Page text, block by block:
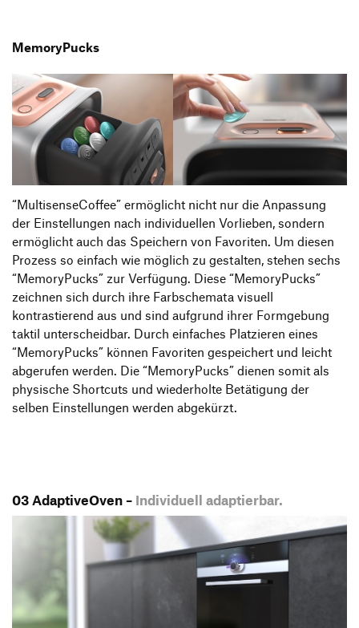
MemoryPucks
“MultisenseCoffee” ermöglicht nicht nur die Anpassung
der Einstellungen nach individuellen Vorlieben, sondern
ermöglicht auch das Speichern von Favoriten. Um diesen
Prozess so einfach wie möglich zu gestalten, stehen sechs
“MemoryPucks” zur Verfügung. Diese “MemoryPucks”
zeichnen sich durch ihre Farbschemata visuell
kontrastierend aus und sind aufgrund ihrer Formgebung
taktil unterscheidbar. Durch einfaches Platzieren eines
“MemoryPucks” können Favoriten gespeichert und leicht
abgerufen werden. Die “MemoryPucks” dienen somit als
physische Shortcuts und wiederholte Betätigung der
selben Einstellungen werden abgekürzt.
03 AdaptiveOven – Individuell adaptierbar.